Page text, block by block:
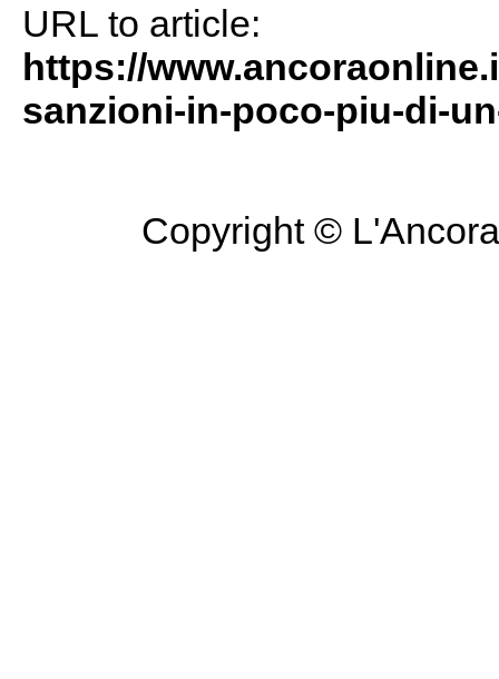
URL to article:
https://
sanzioni-in-poco-piu-di-
Copyright ©